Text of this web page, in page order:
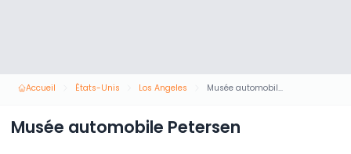
Accueil États-Unis Los Angeles Musée automobile Petersen
Musée automobile Petersen